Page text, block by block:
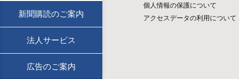
新聞購読のご案内
法人サービス
広告のご案内
個人情報の保護について
アクセスデータの利用について